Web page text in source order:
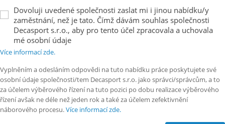
Dovoluji uvedené společnosti zaslat mi i jinou nabídku/y
zaměstnání, než je tato. Čímž dávám souhlas společnosti
Decasport s.r.o., aby pro tento účel zpracovala a uchovala
mé osobní údaje
Více informací zde.
Vyplněním a odesláním odpovědi na tuto nabídku práce poskytujete své
osobní údaje společnosti/tem Decasport s.r.o. jako správci/správcům, a to
za účelem výběrového řízení na tuto pozici po dobu realizace výběrového
řízení avšak ne déle než jeden rok a také za účelem zefektivnění
náborového procesu.Více informací zde.